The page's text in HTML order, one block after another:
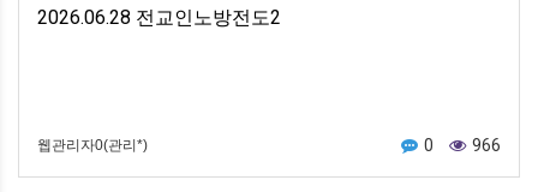
2026.06.28 전교인노방전도2
웹관리자0(관리*) 0 966